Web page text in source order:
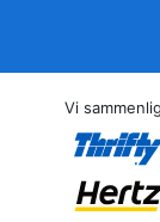
Vi